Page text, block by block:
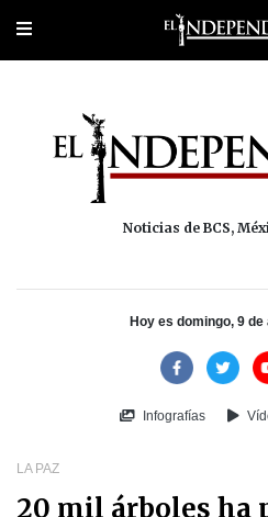
Portada Los Cabos
Noticias de BCS,
Hoy es domingo, 9
Infografías
LA PAZ
20 mil árboles ha